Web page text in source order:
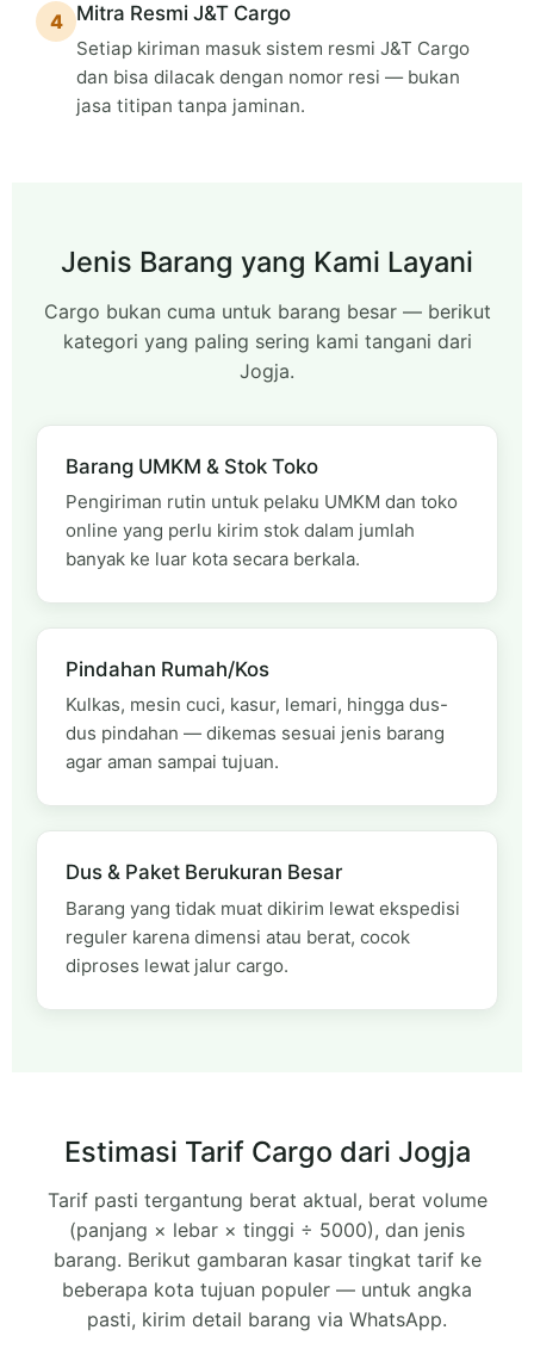
4 Mitra Resmi J&T Cargo
Setiap kiriman masuk sistem resmi J&T Cargo
dan bisa dilacak dengan nomor resi — bukan
jasa titipan tanpa jaminan.
Jenis Barang yang Kami Layani
Cargo bukan cuma untuk barang besar — berikut
kategori yang paling sering kami tangani dari
Jogja.
Barang UMKM & Stok Toko
Pengiriman rutin untuk pelaku UMKM dan toko
online yang perlu kirim stok dalam jumlah
banyak ke luar kota secara berkala.
Pindahan Rumah/Kos
Kulkas, mesin cuci, kasur, lemari, hingga dus-
dus pindahan — dikemas sesuai jenis barang
agar aman sampai tujuan.
Dus & Paket Berukuran Besar
Barang yang tidak muat dikirim lewat ekspedisi
reguler karena dimensi atau berat, cocok
diproses lewat jalur cargo.
Estimasi Tarif Cargo dari Jogja
Tarif pasti tergantung berat aktual, berat volume
(panjang × lebar × tinggi ÷ 5000), dan jenis
barang. Berikut gambaran kasar tingkat tarif ke
beberapa kota tujuan populer — untuk angka
pasti, kirim detail barang via WhatsApp.